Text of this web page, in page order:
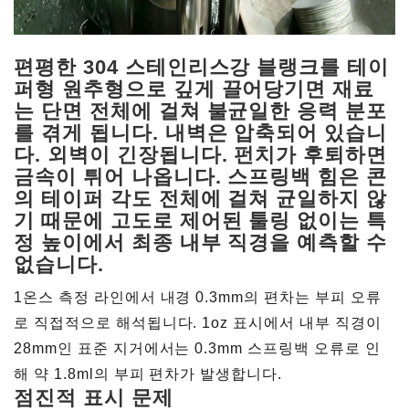
편평한 304 스테인리스강 블랭크를 테이
퍼형 원추형으로 깊게 끌어당기면 재료
는 단면 전체에 걸쳐 불균일한 응력 분포
를 겪게 됩니다. 내벽은 압축되어 있습니
다. 외벽이 긴장됩니다. 펀치가 후퇴하면
금속이 튀어 나옵니다. 스프링백 힘은 콘
의 테이퍼 각도 전체에 걸쳐 균일하지 않
기 때문에 고도로 제어된 툴링 없이는 특
정 높이에서 최종 내부 직경을 예측할 수
없습니다.
1온스 측정 라인에서 내경 0.3mm의 편차는 부피 오류
로 직접적으로 해석됩니다. 1oz 표시에서 내부 직경이
28mm인 표준 지거에서는 0.3mm 스프링백 오류로 인
해 약 1.8ml의 부피 편차가 발생합니다.
점진적 표시 문제